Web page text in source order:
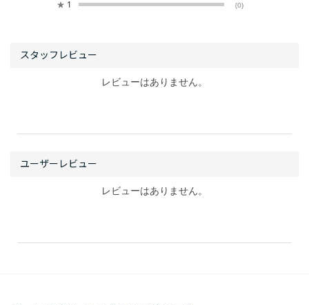
★ 1 (0)
レビューはありません。
レビューはありません。